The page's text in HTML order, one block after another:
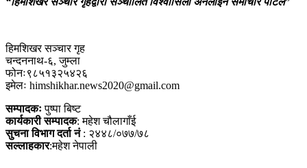
हिमशिखर सञ्चार गृह
चन्दननाथ-६, जुम्ला
फोनः९८५१३२५४२६
इमेलः himshikhar.news2020@gmail.com
सम्पादकःपुष्पा बिष्ट
कार्यकारी सम्पादक: महेश चौलागाँई
सुचना विभाग दर्ता नं: २४४८/०७७/७८
सल्लाहकार:महेश नेपाली